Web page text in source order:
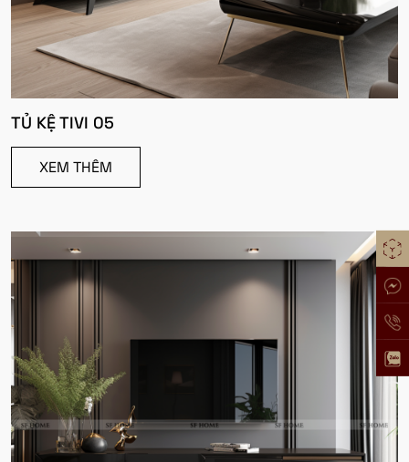
TỦ KỆ TIVI 05
XEM THÊM